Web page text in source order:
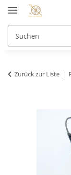
Zurück zur Liste